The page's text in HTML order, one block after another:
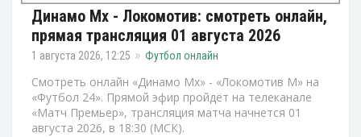
Динамо Мх - Локомотив: смотреть онлайн,
прямая трансляция 01 августа 2026
1 августа 2026, 12:25 Футбол онлайн
Смотреть онлайн «Динамо Мх» - «Локомотив М» на
«Футбол 24». Прямой эфир пройдёт на телеканале
«Матч Премьер», трансляция матча начнется 01
августа 2026, в 18:30 (МСК).